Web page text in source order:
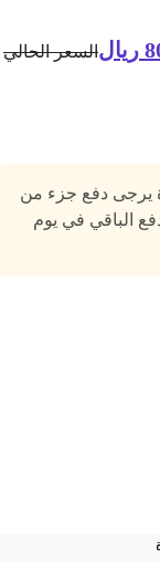
السعر الحالي
دفع جزء من
في يوم